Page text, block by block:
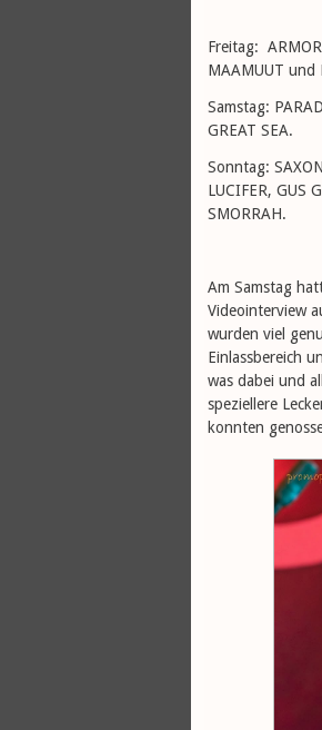
Freitag:
MAAMUUT und
Samstag:
GREAT SEA.
Sonntag:
LUCIFER, GUS
SMORRAH.
Am Samstag
Videointerview
wurden viel
Einlassbereich
was dabei und
speziellere
konnten